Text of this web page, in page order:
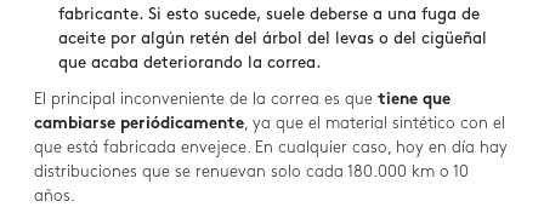
fabricante. Si esto sucede, suele deberse a una fuga de
aceite por algún retén del árbol del levas o del cigüeñal
que acaba deteriorando la correa.
El principal inconveniente de la correa es que tiene que
cambiarse periódicamente, ya que el material sintético con el
que está fabricada envejece. En cualquier caso, hoy en día hay
distribuciones que se renuevan solo cada 180.000 km o 10
años.